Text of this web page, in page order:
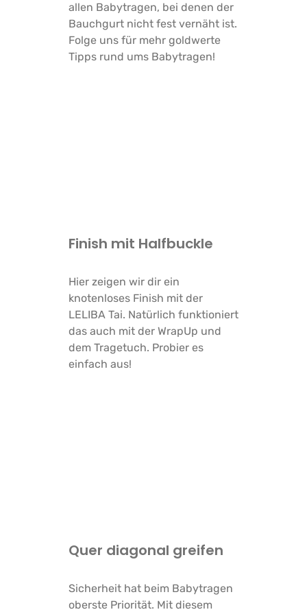
allen Babytragen, bei denen der
Bauchgurt nicht fest vernäht ist.
Folge uns für mehr goldwerte
Tipps rund ums Babytragen!
Finish mit Halfbuckle
Hier zeigen wir dir ein
knotenloses Finish mit der
LELIBA Tai. Natürlich funktioniert
das auch mit der WrapUp und
dem Tragetuch. Probier es
einfach aus!
Quer diagonal greifen
Sicherheit hat beim Babytragen
oberste Priorität. Mit diesem